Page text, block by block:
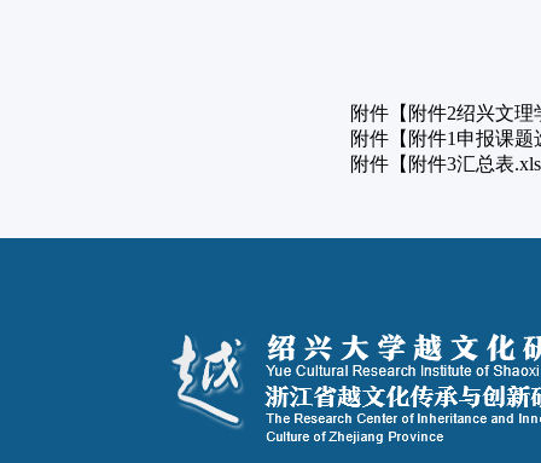
附件【 附件2绍兴文
附件【 附件1申报课题
附件【 附件3汇总表